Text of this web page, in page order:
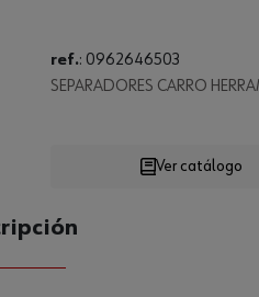
ref.: 0962646503
SEPARADORES CARRO
CANTIDAD
Ver catálogo